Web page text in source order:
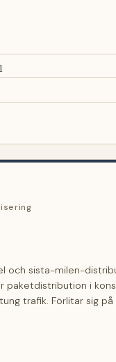
och sista-milen-
paketdistribution i
trafik. Förlitar sig